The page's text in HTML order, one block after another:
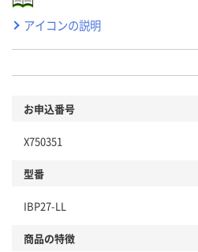
アイコンの説明
お申込番号
X750351
型番
IBP27-LL
商品の特徴